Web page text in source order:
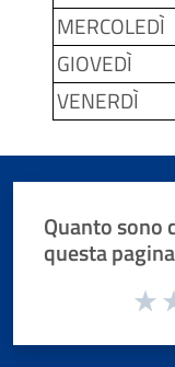
MERCOLEDÌ
GIOVEDÌ
VENERDÌ
Quanto sono
questa
Valuta da 1 a 5